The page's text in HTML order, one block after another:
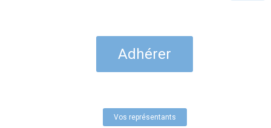
Adhérer
Vos représentants